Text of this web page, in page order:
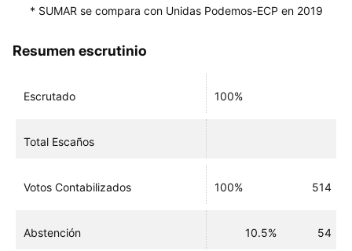
* SUMAR se compara con Unidas Podemos-ECP en 2019
Resumen escrutinio
Escrutado 100%
Total Escaños
Votos Contabilizados 100% 514
Abstención 10.5% 54